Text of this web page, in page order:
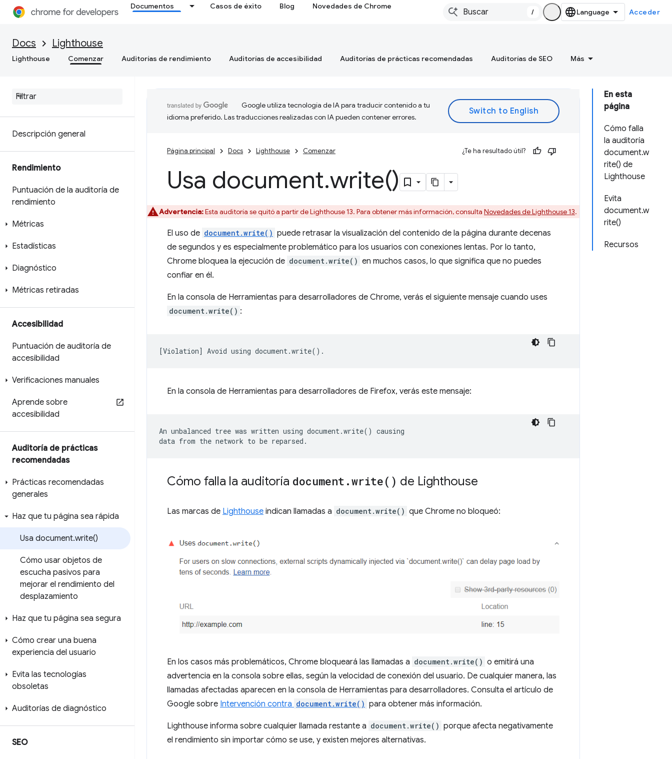
Documentos Casos de éxito Blog Novedades de Chrome
/ Acceder
Docs Lighthouse
Lighthouse Comenzar Auditorías de rendimiento Auditorías de accesibilidad Auditorías de prácticas recomendadas Auditorías de SEO Más
Descripción general
Rendimiento
Puntuación de la auditoría de
rendimiento
Métricas
Estadísticas
Diagnóstico
Métricas retiradas
Accesibilidad
Puntuación de auditoría de
accesibilidad
Verificaciones manuales
Aprende sobre
accesibilidad
Auditoría de prácticas
recomendadas
Prácticas recomendadas
generales
Haz que tu página sea rápida
Usa document.write()
Cómo usar objetos de
escucha pasivos para
mejorar el rendimiento del
desplazamiento
Haz que tu página sea segura
Cómo crear una buena
experiencia del usuario
Evita las tecnologías
obsoletas
Auditorías de diagnóstico
SEO
En esta
página
Cómo falla
la auditoría
document.w
rite() de
Lighthouse
Evita
document.w
rite()
Recursos
Google utiliza tecnología de IA para traducir contenido a tu
idioma preferido. Las traducciones realizadas con IA pueden contener errores.
Página principal Docs Lighthouse Comenzar ¿Te ha resultado útil?
Usa document.write()
Advertencia:Esta auditoría se quitó a partir de Lighthouse 13. Para obtener más información, consulta Novedades de Lighthouse 13.
El uso de document.write() puede retrasar la visualización del contenido de la página durante decenas
de segundos y es especialmente problemático para los usuarios con conexiones lentas. Por lo tanto,
Chrome bloquea la ejecución de document.write() en muchos casos, lo que significa que no puedes
confiar en él.
En la consola de Herramientas para desarrolladores de Chrome, verás el siguiente mensaje cuando uses
document.write() :
En la consola de Herramientas para desarrolladores de Firefox, verás este mensaje:
An unbalanced tree was written using document.write() causing
Cómo falla la auditoría document .write( ) de Lighthouse
Las marcas de Lighthouse indican llamadas a document.write() que Chrome no bloqueó:
En los casos más problemáticos, Chrome bloqueará las llamadas a document.write() o emitirá una
advertencia en la consola sobre ellas, según la velocidad de conexión del usuario. De cualquier manera, las
llamadas afectadas aparecen en la consola de Herramientas para desarrolladores. Consulta el artículo de
Google sobre Intervención contra document.write() para obtener más información.
Lighthouse informa sobre cualquier llamada restante a document.write() porque afecta negativamente
el rendimiento sin importar cómo se use, y existen mejores alternativas.